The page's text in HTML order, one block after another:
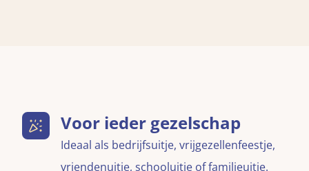
Voor ieder gezelschap
Ideaal als bedrijfsuitje, vrijgezellenfeestje,
vriendenuitje, schooluitje of familieuitje.